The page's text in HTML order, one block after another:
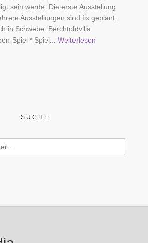
sein werde. Die erste Ausstellung
Ausstellungen sind fix geplant,
in Schwebe. Berchtoldvilla
Spiel * Spiel ... Weiterlesen
SUCHE